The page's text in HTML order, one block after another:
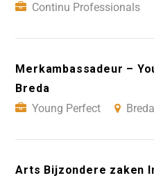
Continu Professionals
Merkambassadeur –
Breda
Young Perfect
Breda
Arts Bijzondere zaken